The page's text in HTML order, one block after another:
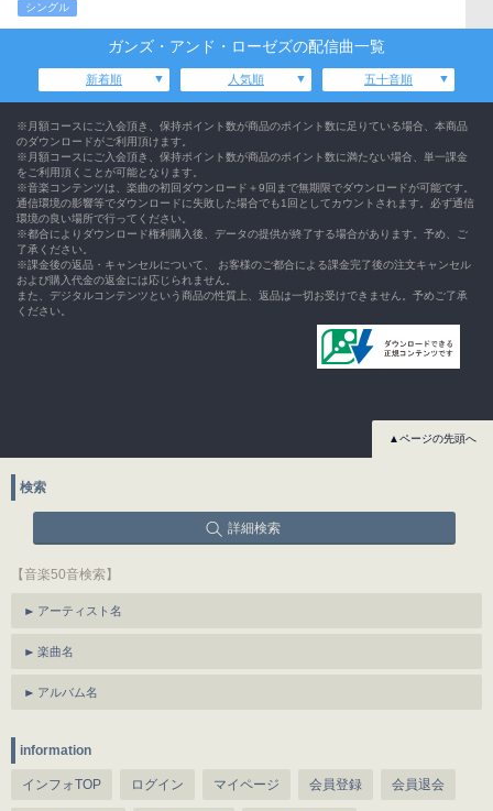
シングル
ガンズ・アンド・ローゼズの配信曲一覧
新着順 人気順 五十音順
※月額コースにご入会頂き、保持ポイント数が商品のポイント数に足りている場合、本商品
のダウンロードがご利用頂けます。
※月額コースにご入会頂き、保持ポイント数が商品のポイント数に満たない場合、単一課金
をご利用頂くことが可能となります。
※音楽コンテンツは、楽曲の初回ダウンロード＋9回まで無期限でダウンロードが可能です。
通信環境の影響等でダウンロードに失敗した場合でも1回としてカウントされます。必ず通信
環境の良い場所で行ってください。
※都合によりダウンロード権利購入後、データの提供が終了する場合があります。予め、ご
了承ください。
※課金後の返品・キャンセルについて、 お客様のご都合による課金完了後の注文キャンセル
および購入代金の返金には応じられません。
また、デジタルコンテンツという商品の性質上、返品は一切お受けできません。予めご了承
ください。
▲ページの先頭へ
検索
詳細検索
【音楽50音検索】
アーティスト名
楽曲名
アルバム名
information
インフォTOP ログイン マイページ 会員登録 会員退会